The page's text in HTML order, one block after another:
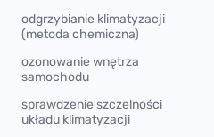
odgrzybianie klimatyzacji
(metoda chemiczna)
ozonowanie wnętrza
samochodu
sprawdzenie szczelności
układu klimatyzacji